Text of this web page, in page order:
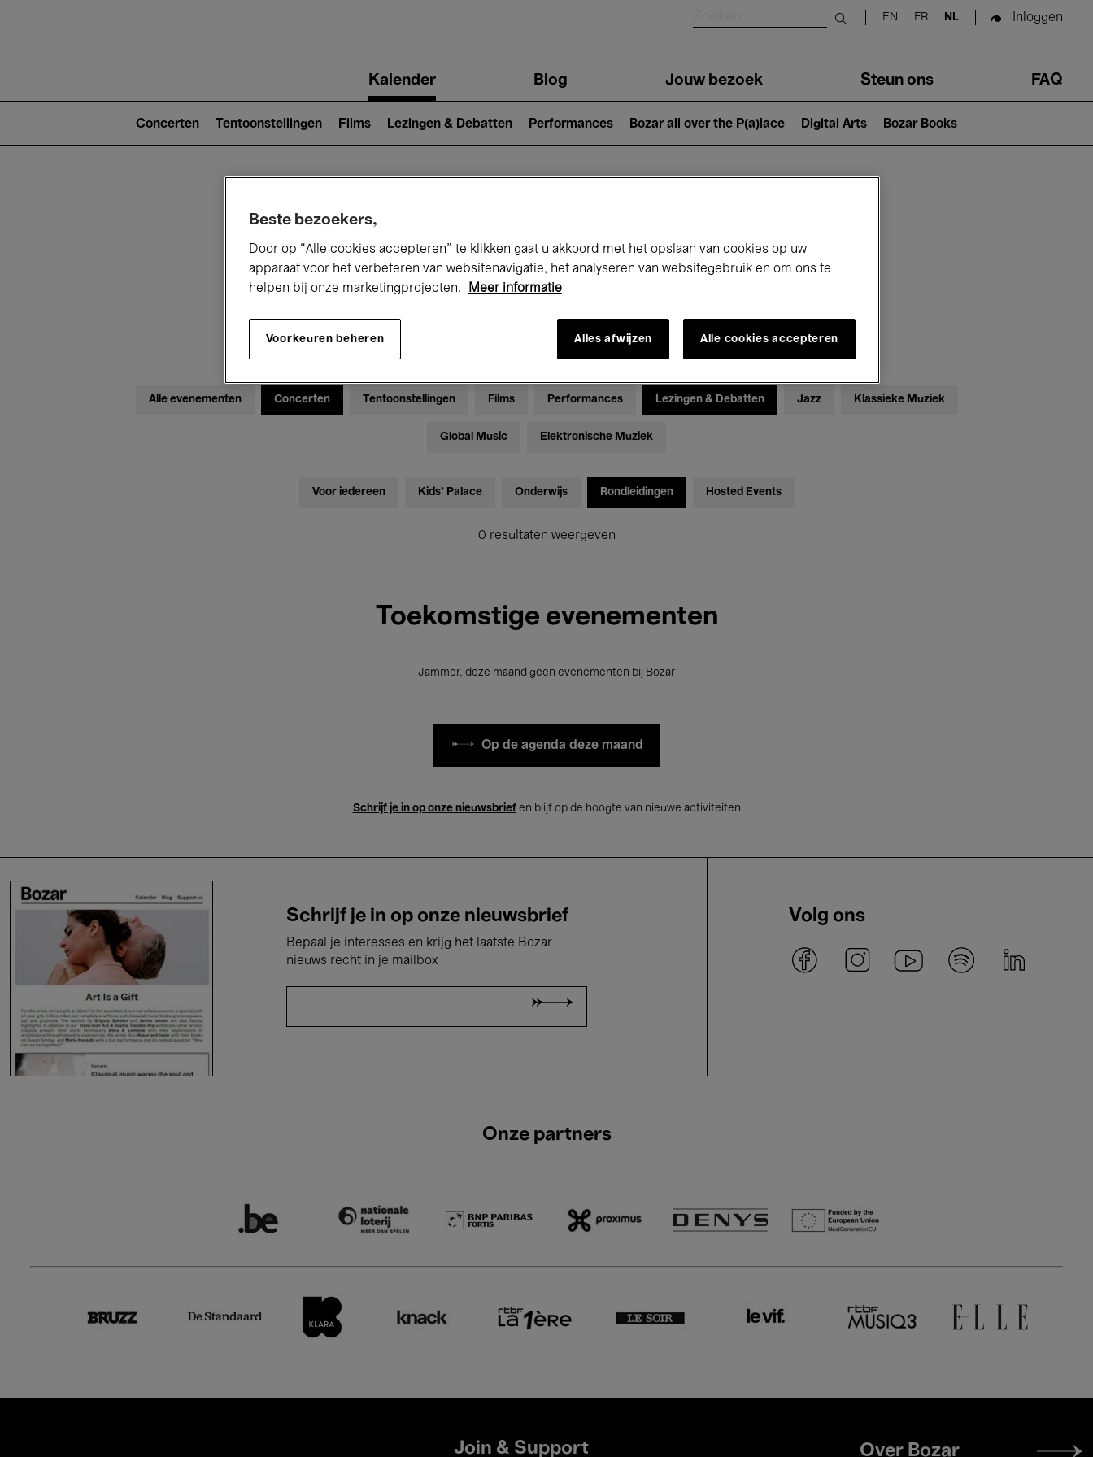
Submit search
EN FR NL Inloggen
navigationKalender Blog Jouw bezoek Steun ons FAQ
2)
Concerten Tentoonstellingen Films Lezingen & Debatten Performances Bozar all over the P(a)lace Digital Arts Bozar Books
Alle evenementen Concerten Tentoonstellingen Films Performances Lezingen & Debatten Jazz Klassieke Muziek
Global Music Elektronische Muziek
Voor iedereen Kids’ Palace Onderwijs Rondleidingen Hosted Events
0 resultaten weergeven
Toekomstige evenementen
Jammer, deze maand geen evenementen bij Bozar
Op de agenda deze maand
Schrijf je in op onze nieuwsbriefen blijf op de hoogte van nieuwe activiteiten
Schrijf je in op onze nieuwsbrief
Bepaal je interesses en krijg het laatste Bozar
nieuws recht in je mailbox
Volg ons
Onze partners
Join & Support
Footer
Over Bozar
Beste bezoekers,
Door op “Alle cookies accepteren” te klikken gaat u akkoord met het opslaan van cookies op uw
apparaat voor het verbeteren van websitenavigatie, het analyseren van websitegebruik en om ons te
helpen bij onze marketingprojecten.
Meer informatie
Voorkeuren beheren Alles afwijzen Alle cookies accepteren